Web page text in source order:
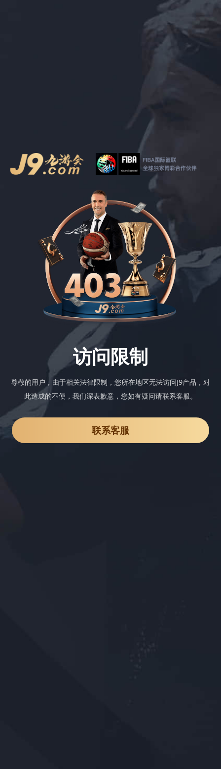
访问限制
尊敬的用户，由于相关法律限制，您所在地区无法访问J9产品，对
此造成的不便，我们深表歉意，您如有疑问请联系客服。
联系客服